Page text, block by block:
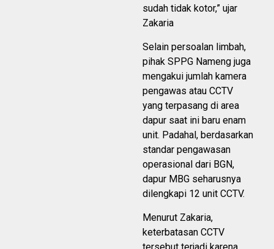
sudah tidak kotor,” ujar
Zakaria
Selain persoalan limbah,
pihak SPPG Nameng juga
mengakui jumlah kamera
pengawas atau CCTV
yang terpasang di area
dapur saat ini baru enam
unit. Padahal, berdasarkan
standar pengawasan
operasional dari BGN,
dapur MBG seharusnya
dilengkapi 12 unit CCTV.
Menurut Zakaria,
keterbatasan CCTV
tersebut terjadi karena